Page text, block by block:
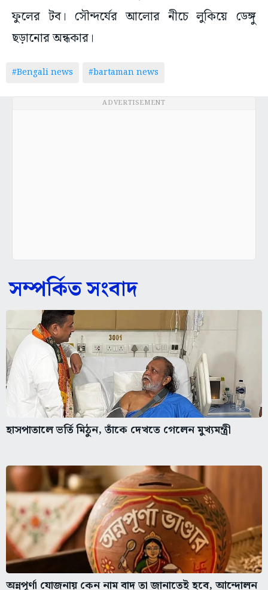
ফুলের টব। সৌন্দর্যের আলোর নীচে লুকিয়ে ডেঙ্গু
ছড়ানোর অন্ধকার।
#Bengali news #bartaman news
ADVERTISEMENT
সম্পর্কিত সংবাদ
হাসপাতালে ভর্তি মিঠুন, তাঁকে দেখতে গেলেন মুখ্যমন্ত্রী
অন্নপূর্ণা যোজনায় কেন নাম বাদ তা জানাতেই হবে, আন্দোলন